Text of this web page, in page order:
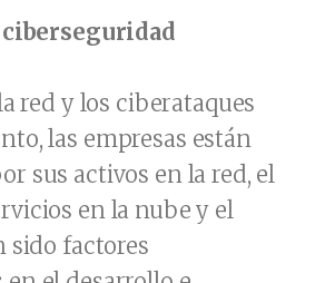
ciberseguridad
red y los ciberataques
las empresas están
sus activos en la red, el
en la nube y el
sido factores